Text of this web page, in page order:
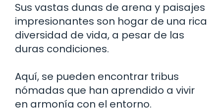
Sus vastas dunas de arena y paisajes
impresionantes son hogar de una rica
diversidad de vida, a pesar de las
duras condiciones.
Aquí, se pueden encontrar tribus
nómadas que han aprendido a vivir
en armonía con el entorno.